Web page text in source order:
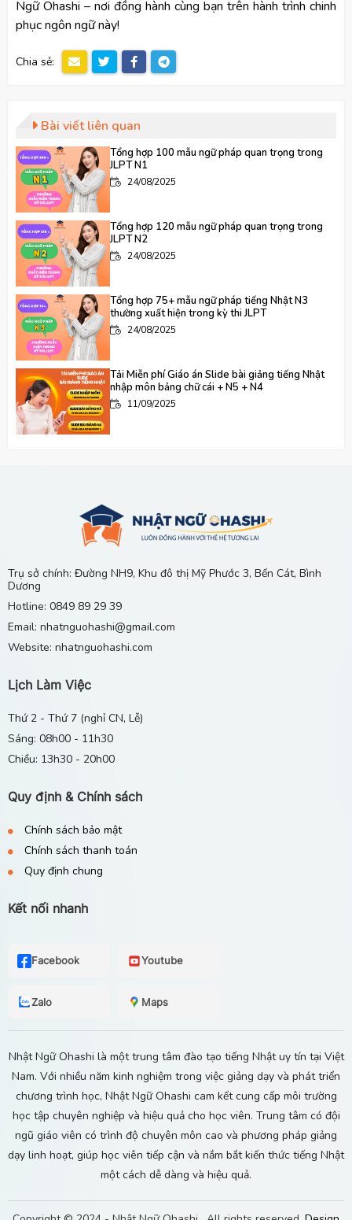
Ngữ Ohashi – nơi đồng hành cùng bạn trên hành trình chinh
phục ngôn ngữ này!
Chia sẻ:
Bài viết liên quan
Tổng hợp 100 mẫu ngữ pháp quan trọng trong
JLPT N1
24/08/2025
Tổng hợp 120 mẫu ngữ pháp quan trọng trong
JLPT N2
24/08/2025
Tổng hợp 75+ mẫu ngữ pháp tiếng Nhật N3
thường xuất hiện trong kỳ thi JLPT
24/08/2025
Tải Miễn phí Giáo án Slide bài giảng tiếng Nhật
nhập môn bảng chữ cái + N5 + N4
11/09/2025
Minna no Nihongo Sơ cấp 1 Bản Mới: Tổng hợp
25 bài File nghe, Từ vựng, Ngữ pháp, Đọc hiểu
tiếng Nhật
N4 - 25 bài File nghe, Từ vựng, Ngữ pháp, Đọc
hiểu tiếng Nhật
Trụ sở chính: Đường NH9, Khu đô thị Mỹ Phước 3, Bến Cát, Bình
Dương
Hotline: 0849 89 29 39
Email: nhatnguohashi@gmail.com
Website: nhatnguohashi.com
Lịch Làm Việc
Thứ 2 - Thứ 7 (nghỉ CN, Lễ)
Sáng: 08h00 - 11h30
Chiều: 13h30 - 20h00
Quy định & Chính sách
Chính sách bảo mật
Chính sách thanh toán
Quy định chung
Kết nối nhanh
Facebook Youtube
Zalo Maps
Nhật Ngữ Ohashi là một trung tâm đào tạo tiếng Nhật uy tín tại Việt
Nam. Với nhiều năm kinh nghiệm trong việc giảng dạy và phát triển
chương trình học, Nhật Ngữ Ohashi cam kết cung cấp môi trường
học tập chuyên nghiệp và hiệu quả cho học viên. Trung tâm có đội
ngũ giáo viên có trình độ chuyên môn cao và phương pháp giảng
dạy linh hoạt, giúp học viên tiếp cận và nắm bắt kiến thức tiếng Nhật
một cách dễ dàng và hiệu quả.